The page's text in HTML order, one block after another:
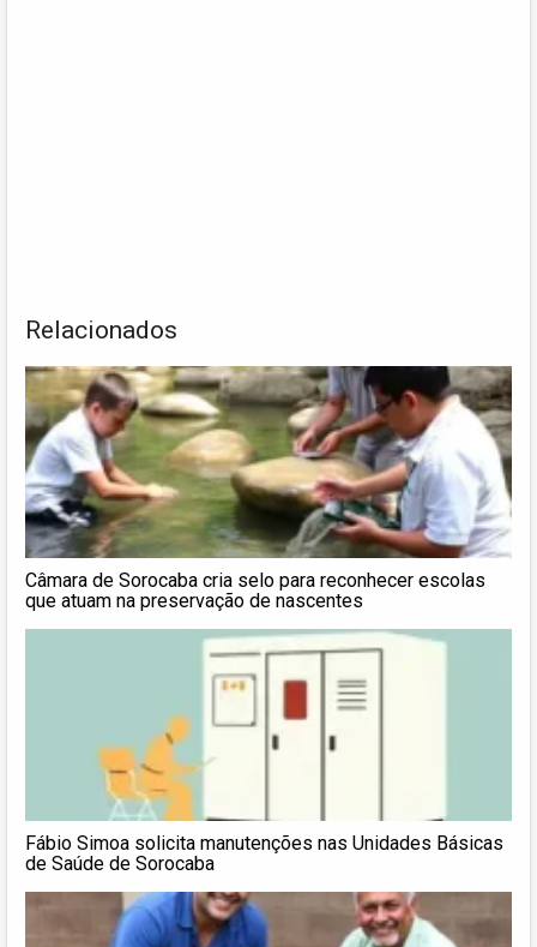
Relacionados
Câmara de Sorocaba cria selo para reconhecer escolas
que atuam na preservação de nascentes
Fábio Simoa solicita manutenções nas Unidades Básicas
de Saúde de Sorocaba